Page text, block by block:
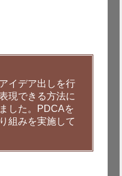
イデア出しを行
現できる方法に
した。PDCAを
組みを実施して